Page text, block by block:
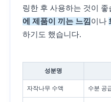
링한 후 사용하는 것이
에 제품이 끼는 느낌 이나
하기도 했습니다.
성분명
자작나무 수액 수분 공